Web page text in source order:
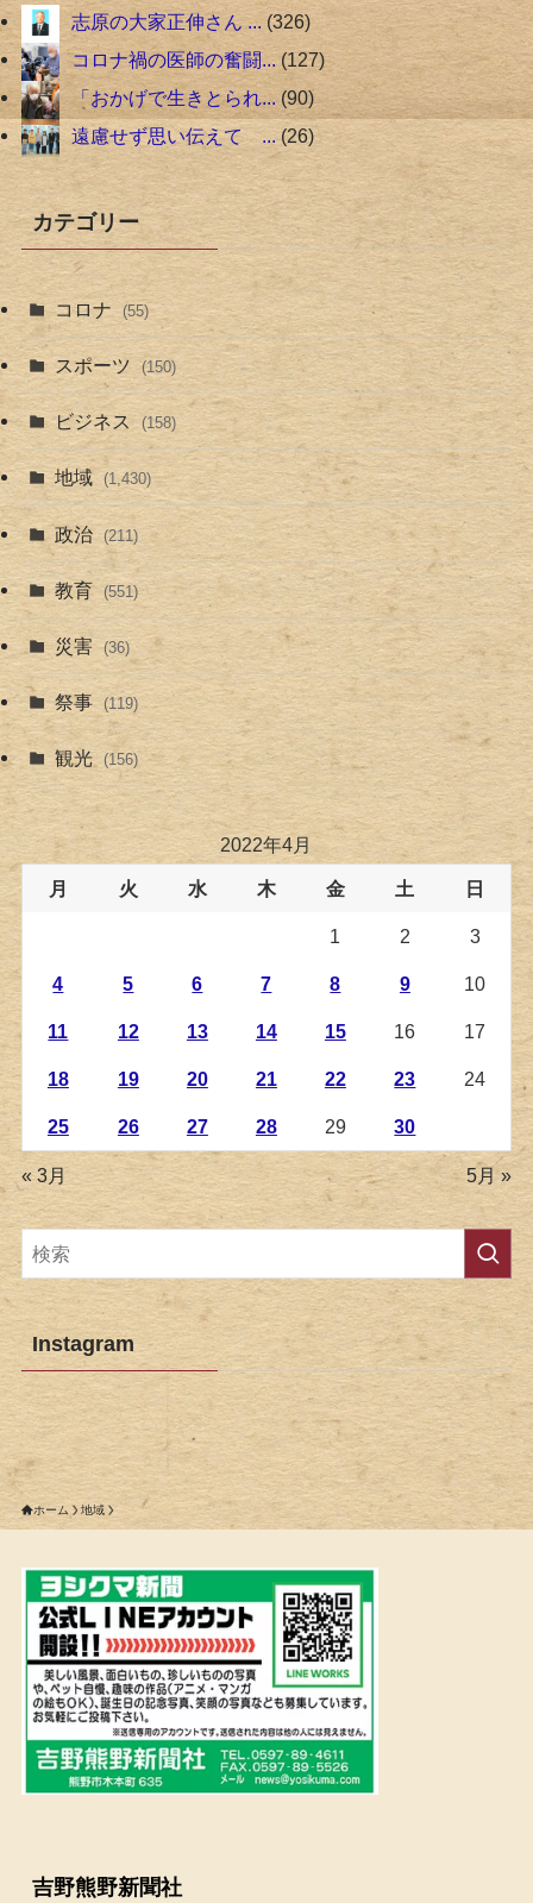
志原の大家正伸さん ... 326
コロナ禍の医師の奮闘... 127
「おかげで生きとられ... 90
遠慮せず思い伝えて ... 26
カテゴリー
コロナ (55)
スポーツ (150)
ビジネス (158)
地域 (1,430)
政治 (211)
教育 (551)
災害 (36)
祭事 (119)
観光 (156)
2022年4月
月 火 水 木 金 土 日
1 2 3
4 5 6 7 8 9 10
11 12 13 14 15 16 17
18 19 20 21 22 23 24
25 26 27 28 29 30
« 3月 5月 »
Instagram
ホーム 地域
吉野熊野新聞社